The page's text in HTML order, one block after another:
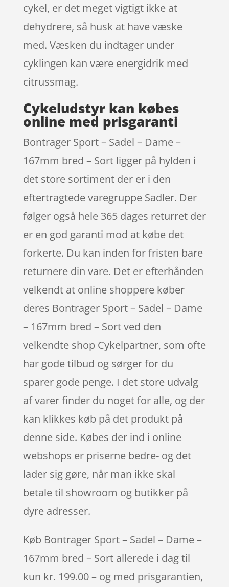
cykel, er det meget vigtigt ikke at
dehydrere, så husk at have væske
med. Væsken du indtager under
cyklingen kan være energidrik med
citrussmag.
Cykeludstyr kan købes
online med prisgaranti
Bontrager Sport – Sadel – Dame –
167mm bred – Sort ligger på hylden i
det store sortiment der er i den
eftertragtede varegruppe Sadler. Der
følger også hele 365 dages returret der
er en god garanti mod at købe det
forkerte. Du kan inden for fristen bare
returnere din vare. Det er efterhånden
velkendt at online shoppere køber
deres Bontrager Sport – Sadel – Dame
– 167mm bred – Sort ved den
velkendte shop Cykelpartner, som ofte
har gode tilbud og sørger for du
sparer gode penge. I det store udvalg
af varer finder du noget for alle, og der
kan klikkes køb på det produkt på
denne side. Købes der ind i online
webshops er priserne bedre- og det
lader sig gøre, når man ikke skal
betale til showroom og butikker på
dyre adresser.
Køb Bontrager Sport – Sadel – Dame –
167mm bred – Sort allerede i dag til
kun kr. 199.00 – og med prisgarantien,